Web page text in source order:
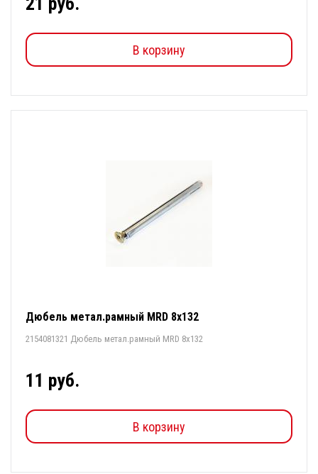
В корзину
Дюбель метал.рамный MRD 8х132
2154081321 Дюбель метал.рамный MRD 8х132
11 руб.
В корзину